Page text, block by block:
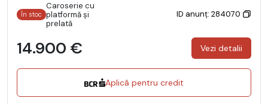
În stoc
Caroserie cu
platformă și
prelată
ID anunț: 284070
14.900 € Vezi detalii
Aplică pentru credit